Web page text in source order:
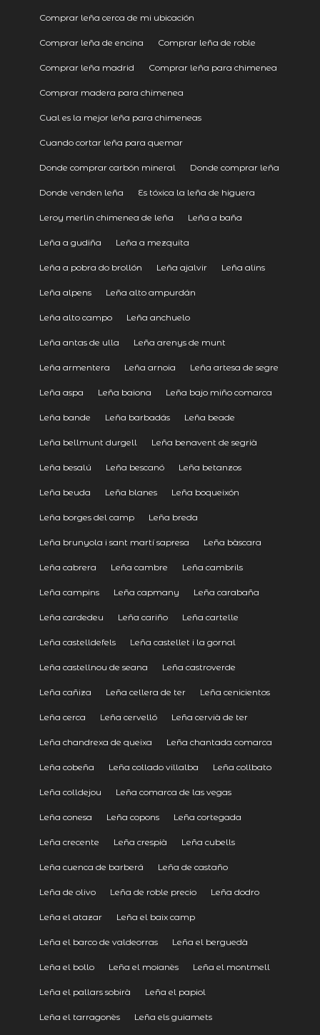
Comprar leña cerca de mi ubicación
Comprar leña de encina Comprar leña de roble
Comprar leña madrid Comprar leña para chimenea
Comprar madera para chimenea
Cual es la mejor leña para chimeneas
Cuando cortar leña para quemar
Donde comprar carbón mineral Donde comprar leña
Donde venden leña Es tóxica la leña de higuera
Leroy merlin chimenea de leña Leña a baña
Leña a gudiña Leña a mezquita
Leña a pobra do brollón Leña ajalvir Leña alins
Leña alpens Leña alto ampurdán
Leña alto campo Leña anchuelo
Leña antas de ulla Leña arenys de munt
Leña armentera Leña arnoia Leña artesa de segre
Leña aspa Leña baiona Leña bajo miño comarca
Leña bande Leña barbadás Leña beade
Leña bellmunt durgell Leña benavent de segrià
Leña besalú Leña bescanó Leña betanzos
Leña beuda Leña blanes Leña boqueixón
Leña borges del camp Leña breda
Leña brunyola i sant martí sapresa Leña bàscara
Leña cabrera Leña cambre Leña cambrils
Leña campins Leña capmany Leña carabaña
Leña cardedeu Leña cariño Leña cartelle
Leña castelldefels Leña castellet i la gornal
Leña castellnou de seana Leña castroverde
Leña cañiza Leña cellera de ter Leña cenicientos
Leña cerca Leña cervelló Leña cervià de ter
Leña chandrexa de queixa Leña chantada comarca
Leña cobeña Leña collado villalba Leña collbato
Leña colldejou Leña comarca de las vegas
Leña conesa Leña copons Leña cortegada
Leña crecente Leña crespià Leña cubells
Leña cuenca de barberá Leña de castaño
Leña de olivo Leña de roble precio Leña dodro
Leña el atazar Leña el baix camp
Leña el barco de valdeorras Leña el berguedà
Leña el bollo Leña el moianès Leña el montmell
Leña el pallars sobirà Leña el papiol
Leña el tarragonès Leña els guiamets